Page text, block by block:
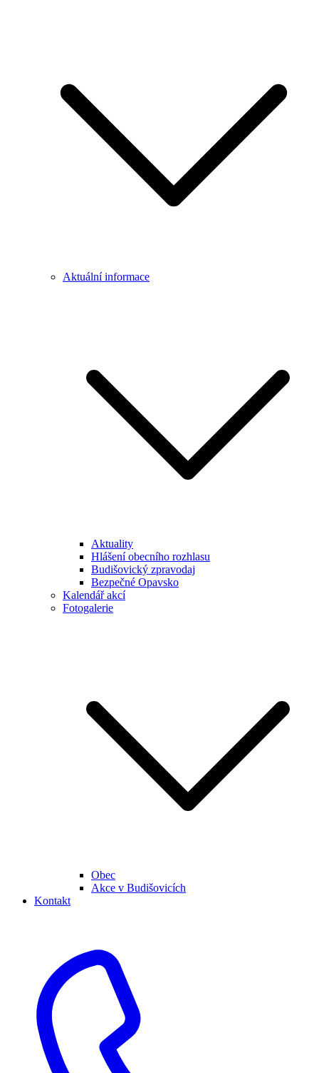
Aktuální informace
Aktuality
Hlášení obecního rozhlasu
Budišovický zpravodaj
Bezpečné Opavsko
Kalendář akcí
Fotogalerie
Obec
Akce v Budišovicích
Kontakt